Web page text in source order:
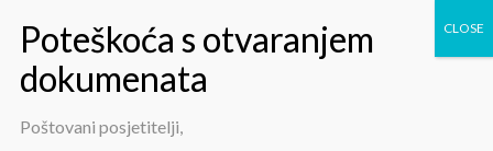
Poštovani posjetitelji,